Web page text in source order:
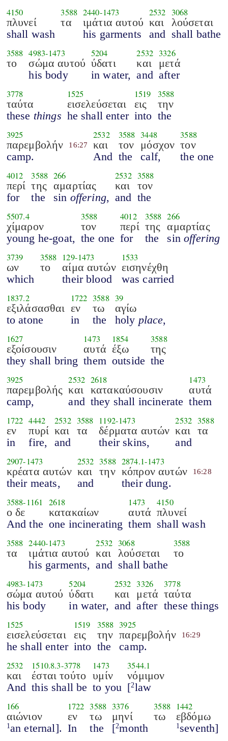
4150
πλυνεί
shall wash
3588
τα
2440-1473
ιμάτια αυτού
his garments
2532
και
and
3068
λούσεται
shall bathe
3588
το
4983-1473
σώμα αυτού
his body
5204
ύδατι
in water,
2532
και
and
3326
μετά
after
3778
ταύτα
these things
1525
εισελεύσεται
he shall enter
1519
εις
into
3588
την
the
3925
παρεμβολήν
camp.
16:27
2532
και
And
3588
τον
the
3448
μόσχον
calf,
3588
τον
the one
4012
περί
for
3588
της
the
266
αμαρτίας
sin offering,
2532
και
and
3588
τον
the
5507.4
χίμαρον
young he-goat,
3588
τον
the one
4012
περί
for
3588
της
the
266
αμαρτίας
sinoffering
3739
ων
which
3588
το
129-1473
αίμα αυτών
their blood
1533
εισηνέχθη
was carried
1837.2
εξιλάσασθαι
to atone
1722
εν
in
3588
τω
the
39
αγίω
holy place,
1627
εξοίσουσιν
they shall bring
1473
αυτά
them
1854
έξω
outside
3588
της
the
3925
παρεμβολής
camp,
2532
και
and
2618
κατακαύσουσιν
they shall incinerate
1473
αυτά
them
1722
εν
in
4442
πυρί
fire,
2532
και
and
3588
τα
1192-1473
δέρματα αυτών
their skins,
2532
και
and
3588
τα
2907-1473
κρέατα αυτών
their meats,
2532
και
and
3588
την
2874.1-1473
κόπρον αυτών
their dung.
16:28
3588-1161
ο δε
And the
2618
κατακαίων
one incinerating
1473
αυτά
them
4150
πλυνεί
shall wash
3588
τα
2440-1473
ιμάτια αυτού
his garments,
2532
και
and
3068
λούσεται
shall bathe
3588
το
4983-1473
σώμα αυτού
his body
5204
ύδατι
in water,
2532
και
and
3326
μετά
after
3778
ταύτα
these things
1525
εισελεύσεται
he shall enter
1519
εις
into
3588
την
the
3925
παρεμβολήν
camp.
16:29
2532
και
And
1510.8.3-3778
έσται τούτο
this shall be
1473
υμίν
to you
3544.1
νόμιμον
[2law
166
αιώνιον
1 an eternal].
1722
εν
In
3588
τω
the
3376
μηνί
[2month
3588
τω
1442
εβδόμω
1 seventh]